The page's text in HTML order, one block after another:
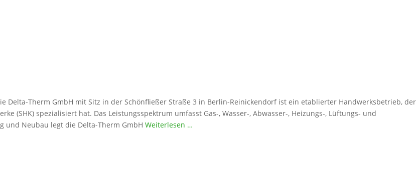
Delta-Therm GmbH mit Sitz in der Schönfließer Straße 3 in Berlin-Reinickendorf ist ein etablierter Handwerksbetrieb, der
(SHK) spezialisiert hat. Das Leistungsspektrum umfasst Gas-, Wasser-, Abwasser-, Heizungs-, Lüftungs- und
Neubau legt die Delta-Therm GmbH Weiterlesen …